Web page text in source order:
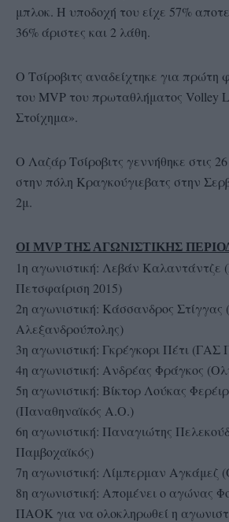
μπλοκ. Η υποδοχή του είχε 57%
36% άριστες και 2 λάθη.
Ο Τσίροβιτς αναδείχτηκε για πρώτη
του MVP του πρωταθλήματος Volley
Στοίχημα».
Ο Λαζάρ Τσίροβιτς γεννήθηκε στις
στην πόλη Κραγκούγιεβατς στην
2μ.
ΟΙ MVP ΤΗΣ ΑΓΩΝΙΣΤΙΚΗΣ
1η αγωνιστική: Λεβάν Καλαντάντζε
Πετσφαίριση 2015)
2η αγωνιστική: Κάσσανδρος Στίγγας
Αλεξανδρούπολης)
3η αγωνιστική: Γκρέγκορι Πέτι (ΓΑΣ
4η αγωνιστική: Ανδρέας Φράγκος
5η αγωνιστική: Βίκτορ Λούκας
(Παναθηναϊκός Α.Ο.)
6η αγωνιστική: Παναγιώτης
Παμβοχαϊκός)
7η αγωνιστική: Λίμπερμαν Αγκάμεζ
8η αγωνιστική: Απομένει ο αγώνας
ΠΑΟΚ για να ολοκληρωθεί η